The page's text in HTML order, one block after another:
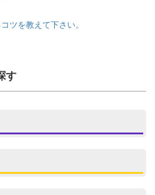
ツを教えて下さい。
す